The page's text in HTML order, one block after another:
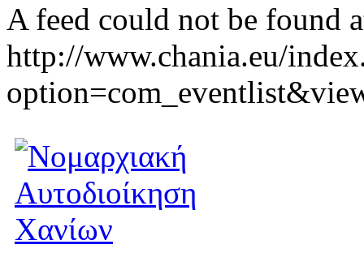
A feed could not be found
http://www.chania.eu/